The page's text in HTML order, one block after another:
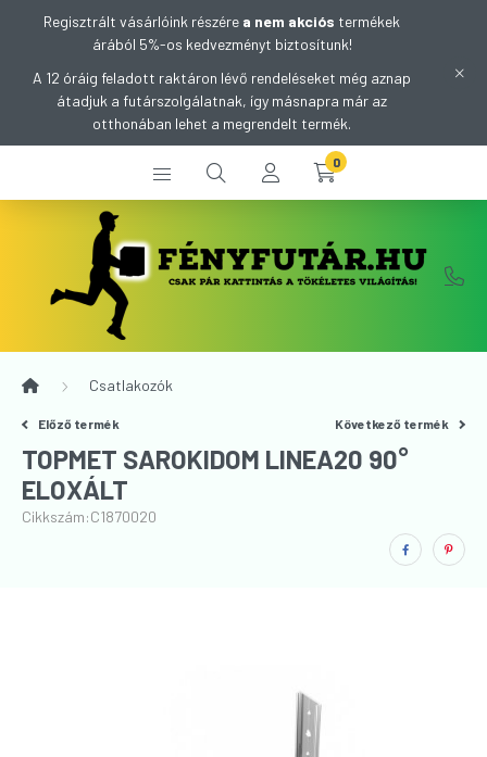
Regisztrált vásárlóink részére a nem akciós termékek
árából 5%-os kedvezményt biztosítunk!
A 12 óráig feladott raktáron lévő rendeléseket még aznap
átadjuk a futárszolgálatnak, így másnapra már az
otthonában lehet a megrendelt termék.
0
Csatlakozók
Előző termék Következő termék
TOPMET SAROKIDOM LINEA20 90°
ELOXÁLT
Cikkszám:C1870020